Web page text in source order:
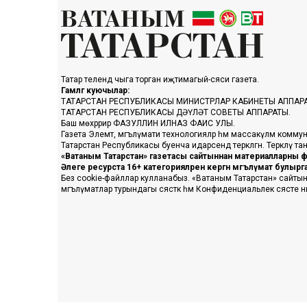
Татар телендә чыга торган иҗтимагый-сәяси газета.
Гамәлгә куючылар:
ТАТАРСТАН РЕСПУБЛИКАСЫ МИНИСТРЛАР КАБИНЕТЫ
ТАТАРСТАН РЕСПУБЛИКАСЫ ДӘҮЛӘТ СОВЕТЫ АППАРАТЫ.
Баш мөхәррир ФАЗУЛЛИН ИЛНАЗ ФАИС УЛЫ.
Газета Элемтә, мәгълүмати технологияләр һәм массакүләм
Татарстан Республикасы буенча идарәсендә теркәлгән.
«Ватаным Татарстан» газетасы сайтыннан материалларны
Әлеге ресурста 16+ категорияләренә кергән мәгълүмат
Без cookie-файллар кулланабыз. «Ватаным Татарстан» сайтына
мәгълүматлар турындагы сәясәткә һәм Конфиденциальлек